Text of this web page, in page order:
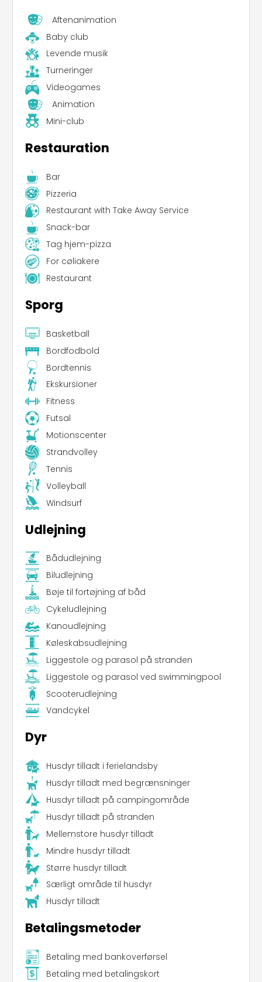
Aftenanimation
Baby club
Levende musik
Turneringer
Videogames
Animation
Mini-club
Restauration
Bar
Pizzeria
Restaurant with Take Away Service
Snack-bar
Tag hjem-pizza
For cøliakere
Restaurant
Sporg
Basketball
Bordfodbold
Bordtennis
Ekskursioner
Fitness
Futsal
Motionscenter
Strandvolley
Tennis
Volleyball
Windsurf
Udlejning
Bådudlejning
Biludlejning
Bøje til fortøjning af båd
Cykeludlejning
Kanoudlejning
Køleskabsudlejning
Liggestole og parasol på stranden
Liggestole og parasol ved swimmingpool
Scooterudlejning
Vandcykel
Dyr
Husdyr tilladt i ferielandsby
Husdyr tilladt med begrænsninger
Husdyr tilladt på campingområde
Husdyr tilladt på stranden
Mellemstore husdyr tilladt
Mindre husdyr tilladt
Større husdyr tilladt
Særligt område til husdyr
Husdyr tilladt
Betalingsmetoder
Betaling med bankoverførsel
Betaling med betalingskort